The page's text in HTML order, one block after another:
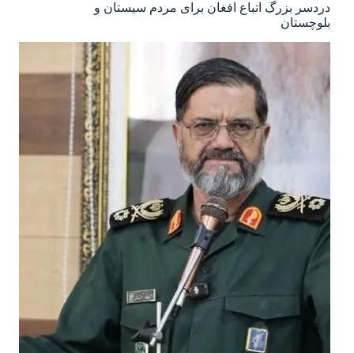
دردسر بزرگ اتباع افغان برای مردم سیستان و
بلوچستان